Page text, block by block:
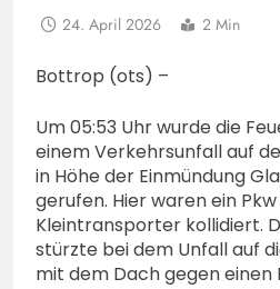
24. April 2026 2 Min
Bottrop (ots) –
Um 05:53 Uhr wurde die
einem Verkehrsunfall auf
in Höhe der Einmündung
gerufen. Hier waren ein
Kleintransporter kollidiert.
stürzte bei dem Unfall auf
mit dem Dach gegen einen